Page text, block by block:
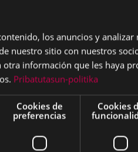
los anuncios y
nuestro sitio con nuestros
información que les haya
Pribatutasun-politika
Cookies de
preferencias
Cookies